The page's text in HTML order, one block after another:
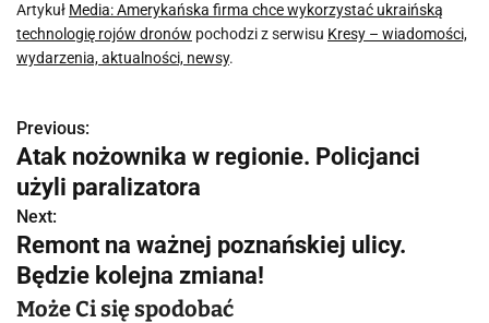
Artykuł Media: Amerykańska firma chce wykorzystać ukraińską
technologię rojów dronów pochodzi z serwisu Kresy – wiadomości,
wydarzenia, aktualności, newsy.
N
a
w
i
g
Previous:
Atak nożownika w regionie. Policjanci
użyli paralizatora
Next:
Remont na ważnej poznańskiej ulicy.
Będzie kolejna zmiana!
Może Ci się spodobać